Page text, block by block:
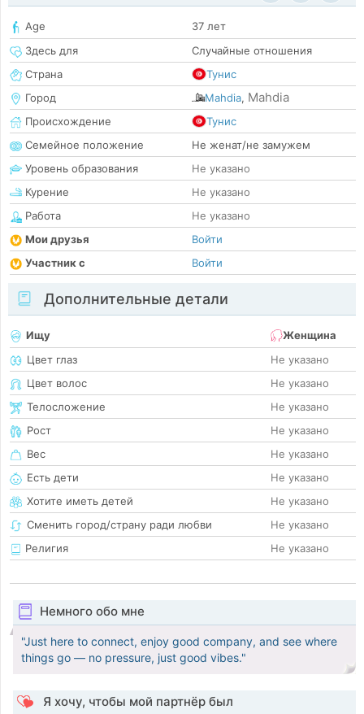
Age
37 лет
Здесь для
Случайные отношения
Страна
Тунис
Город
Mahdia, Mahdia
Происхождение
Тунис
Семейное положение
Не женат/не замужем
Уровень образования
Не указано
Курение
Не указано
Работа
Не указано
Мои друзья
Войти
Участник с
Войти
Дополнительные детали
Ищу
Женщина
Цвет глаз
Не указано
Цвет волос
Не указано
Телосложение
Не указано
Рост
Не указано
Вес
Не указано
Есть дети
Не указано
Хотите иметь детей
Не указано
Сменить город/страну ради любви
Не указано
Религия
Не указано
Немного обо мне
"Just here to connect, enjoy good company, and see where
things go — no pressure, just good vibes."
Я хочу, чтобы мой партнёр был